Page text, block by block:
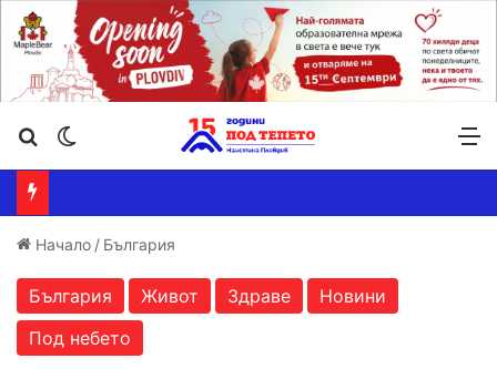
Търсене ...
Начало / България
България Живот Здраве
Новини
Под небето